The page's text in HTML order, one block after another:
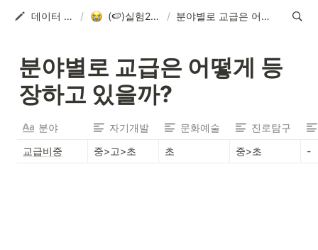
데이터 분석 실습실 / (🍉)실험2_백투더 2019 / 분야별로 교급은 어떻게 등장하고 있을까?
분야별로 교급은 어떻게 등
장하고 있을까?
분야 자기개발 문화예술
진로탐구
교급비중
중>고>초 초 중>초 -